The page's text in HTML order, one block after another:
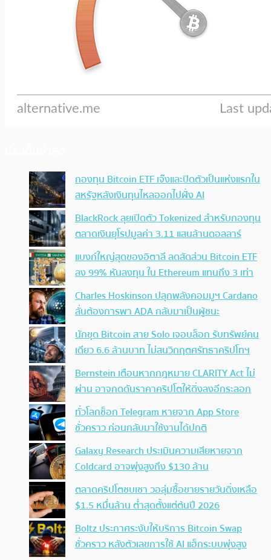
กองทุน Bitcoin ETF เจ๊งและปิดตัวเป็นแห่งแรกใน
สหรัฐหลังเงินทุนไหลออกไปฝั่ง AI
BlackRock ลุยเปิดตัว Tokenized สำหรับกองทุน
ตลาดเงินยุโรปมูลค่า 3.11 แสนล้านดอลลาร์
แบงก์ใหญ่สุดของอิตาลี ลดสัดส่วน Bitcoin ETF
ลง 99% หันลงทุน ใน Ethereum แทนถึง 3 เท่า
Charles Hoskinson ปลุกพลังคอมมูฯ Cardano
ลั่นต้องการพา ADA กลับมาเป็นผู้ชนะ
นักขุด Bitcoin สาย Solo เจอบล็อก รับทรัพย์คน
เดียว 6.6 ล้านบาท ไม่สนวิกฤตศรัทธาคริปโทฯ
Bernstein เตือนหากกฎหมาย CLARITY Act ไม่
ผ่าน อาจกดดันราคาคริปโตให้ดิ่งลงอีกระลอก
ทั่วโลกช็อก Telegram หายจาก App Store
ชั่วคราว ก่อนกลับมาใช้งานได้ปกติ
Galaxy Research ประเมินความเสียหายจาก
Coldcard อาจพุ่งสูงถึง $130 ล้าน
ตลาดคริปโตซบเซา วอลุ่มซื้อขายรายวันดิ่งเหลือ
$1.5 หมื่นล้าน ต่ำสุดตั้งแต่ต้นปี 2026
Boltz ประกาศระงับให้บริการ Bitcoin Swap
ชั่วคราว หลังตัวเลขการใช้ AI แฮ็กระบบพุ่งสูง